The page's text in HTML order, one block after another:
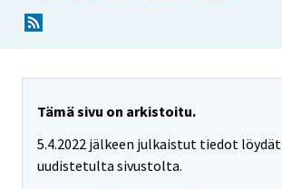
Tämä sivu on arkistoitu.
5.4.2022 jälkeen julkaistut tiedot löydät
uudistetulta sivustolta.